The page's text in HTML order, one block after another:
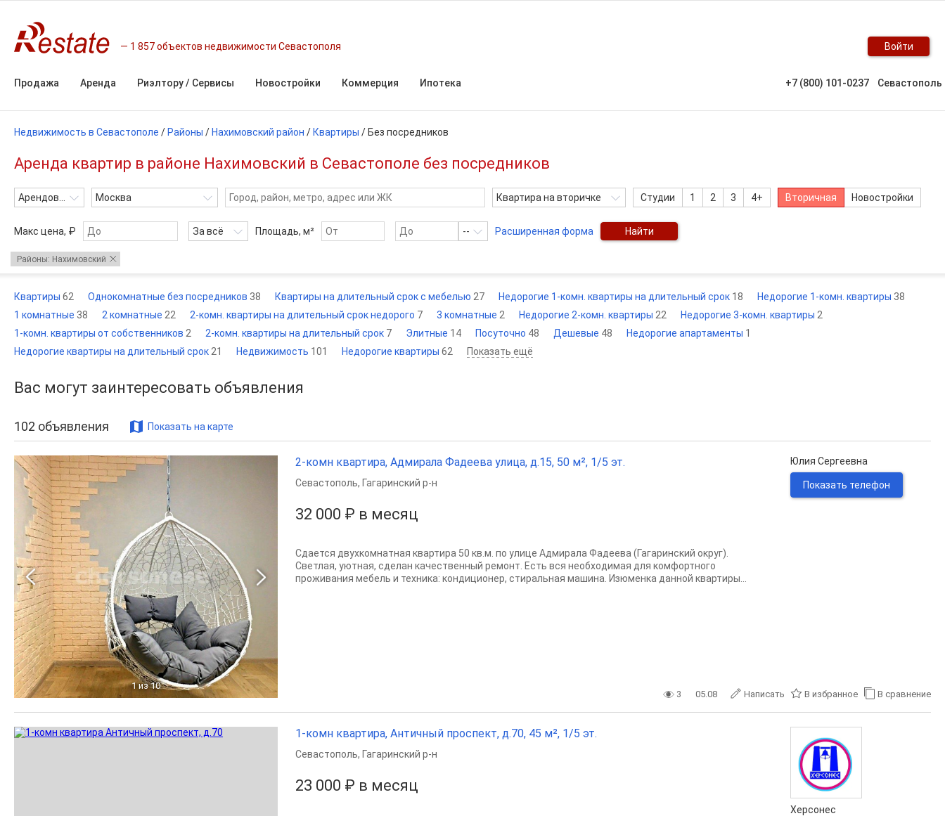
1 857 объектов недвижимости Севастополя Войти
Продажа Аренда Риэлтору / Сервисы Новостройки Коммерция Ипотека +7 (800) 101-0237 Севастополь
Недвижимость в Севастополе / Районы / Нахимовский район / Квартиры / Без посредников
Аренда квартир в районе Нахимовский в Севастополе без посредников
Арендовать Москва Квартира на вторичке Студии 1 2 3 4+ Вторичная Новостройки
Макс цена, ₽ За всё Площадь, м² -- Расширенная форма Найти
Районы: Нахимовский
Квартиры 62 Однокомнатные без посредников 38 Квартиры на длительный срок с мебелью 27 Недорогие 1-комн. квартиры на длительный срок 18 Недорогие 1-комн. квартиры 38
1 комнатные 38 2 комнатные 22 2-комн. квартиры на длительный срок недорого 7 3 комнатные 2 Недорогие 2-комн. квартиры 22 Недорогие 3-комн. квартиры 2
1-комн. квартиры от собственников 2 2-комн. квартиры на длительный срок 7 Элитные 14 Посуточно 48 Дешевые 48 Недорогие апартаменты 1
Недорогие квартиры на длительный срок 21 Недвижимость 101 Недорогие квартиры 62 Показать ещё
Вас могут заинтересовать объявления
102 объявления Показать на карте
1 из 10
2-комн квартира, Адмирала Фадеева улица, д.15, 50 м², 1/5 эт.
32 000 ₽ в месяц
Севастополь, Гагаринский р-н
Сдается двухкомнатная квартира 50 кв.м. по улице Адмирала Фадеева (Гагаринский округ).
Светлая, уютная, сделан качественный ремонт. Есть вся необходимая для комфортного
проживания мебель и техника: кондиционер, стиральная машина. Изюменка данной квартиры...
Юлия Сергеевна
Показать телефон
3 05.08 Написать В избранное В сравнение
1-комн квартира, Античный проспект, д.70, 45 м², 1/5 эт.
23 000 ₽ в месяц
Севастополь, Гагаринский р-н
Херсонес